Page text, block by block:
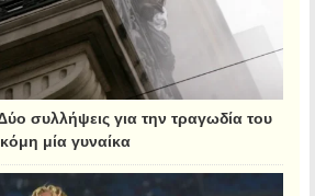
συλλήψεις για την τραγωδία του
μία γυναίκα